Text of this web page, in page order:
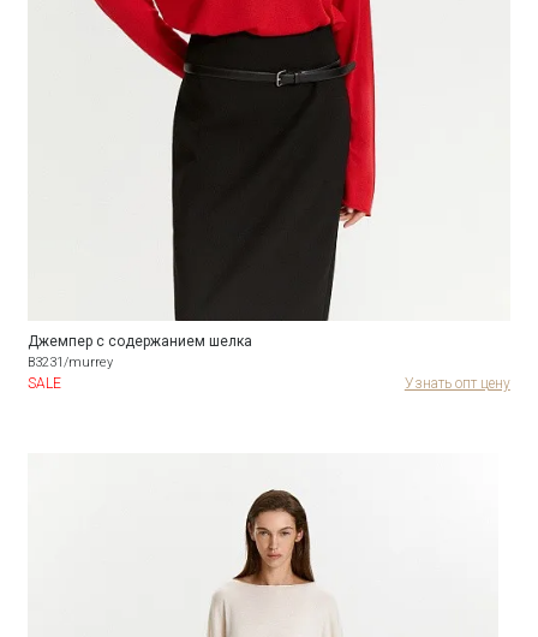
Джемпер с содержанием шелка
B3231/murrey
SALE Узнать опт цену